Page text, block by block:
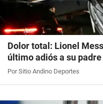
Dolor total: Lionel
último adiós a su
Por Sitio Andino Deportes